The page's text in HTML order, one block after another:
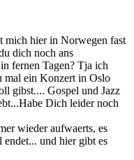
mich hier in Norwegen fast
dich noch ans
fernen Tagen? Tja ich
mal ein Konzert in Oslo
gibst.... Gospel und Jazz
Dich leider noch
wieder aufwaerts, es
und hier gibt es